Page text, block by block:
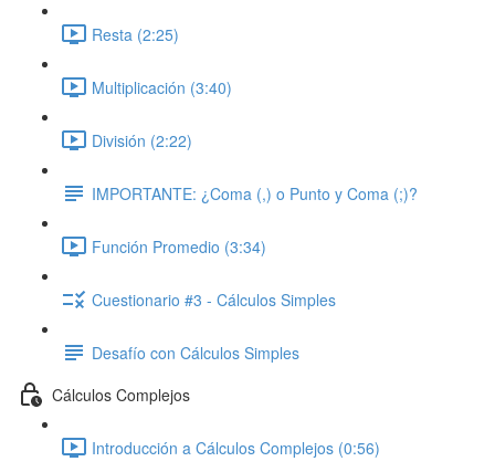
Resta (2:25)
Multiplicación (3:40)
División (2:22)
IMPORTANTE: ¿Coma (,) o Punto y Coma (;)?
Función Promedio (3:34)
Cuestionario #3 - Cálculos Simples
Desafío con Cálculos Simples
Cálculos Complejos
Introducción a Cálculos Complejos (0:56)